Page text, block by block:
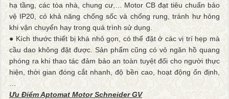
hạ tầng, các tòa nhà, chung cư,… Motor CB đạt tiêu chuẩn bảo
vệ IP20, có khả năng chống sốc và chống rung, tránh hư hỏng
khi vận chuyển hay trong quá trình sử dụng.
● Kích thước thiết bị khá nhỏ gọn, có thể đặt ở các vị trí hẹp mà
cầu dao không đặt được. Sản phẩm cũng có vỏ ngăn hồ quang
phóng ra khi thao tác đảm bảo an toàn tuyệt đối cho người thực
hiện, thời gian đóng cắt nhanh, độ bền cao, hoạt động ổn định,
Ưu Điểm Aptomat Motor Schneider GV